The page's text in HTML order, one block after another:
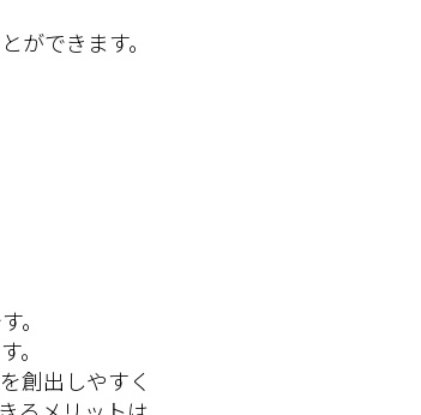
ができます。
。
。
創出しやすく